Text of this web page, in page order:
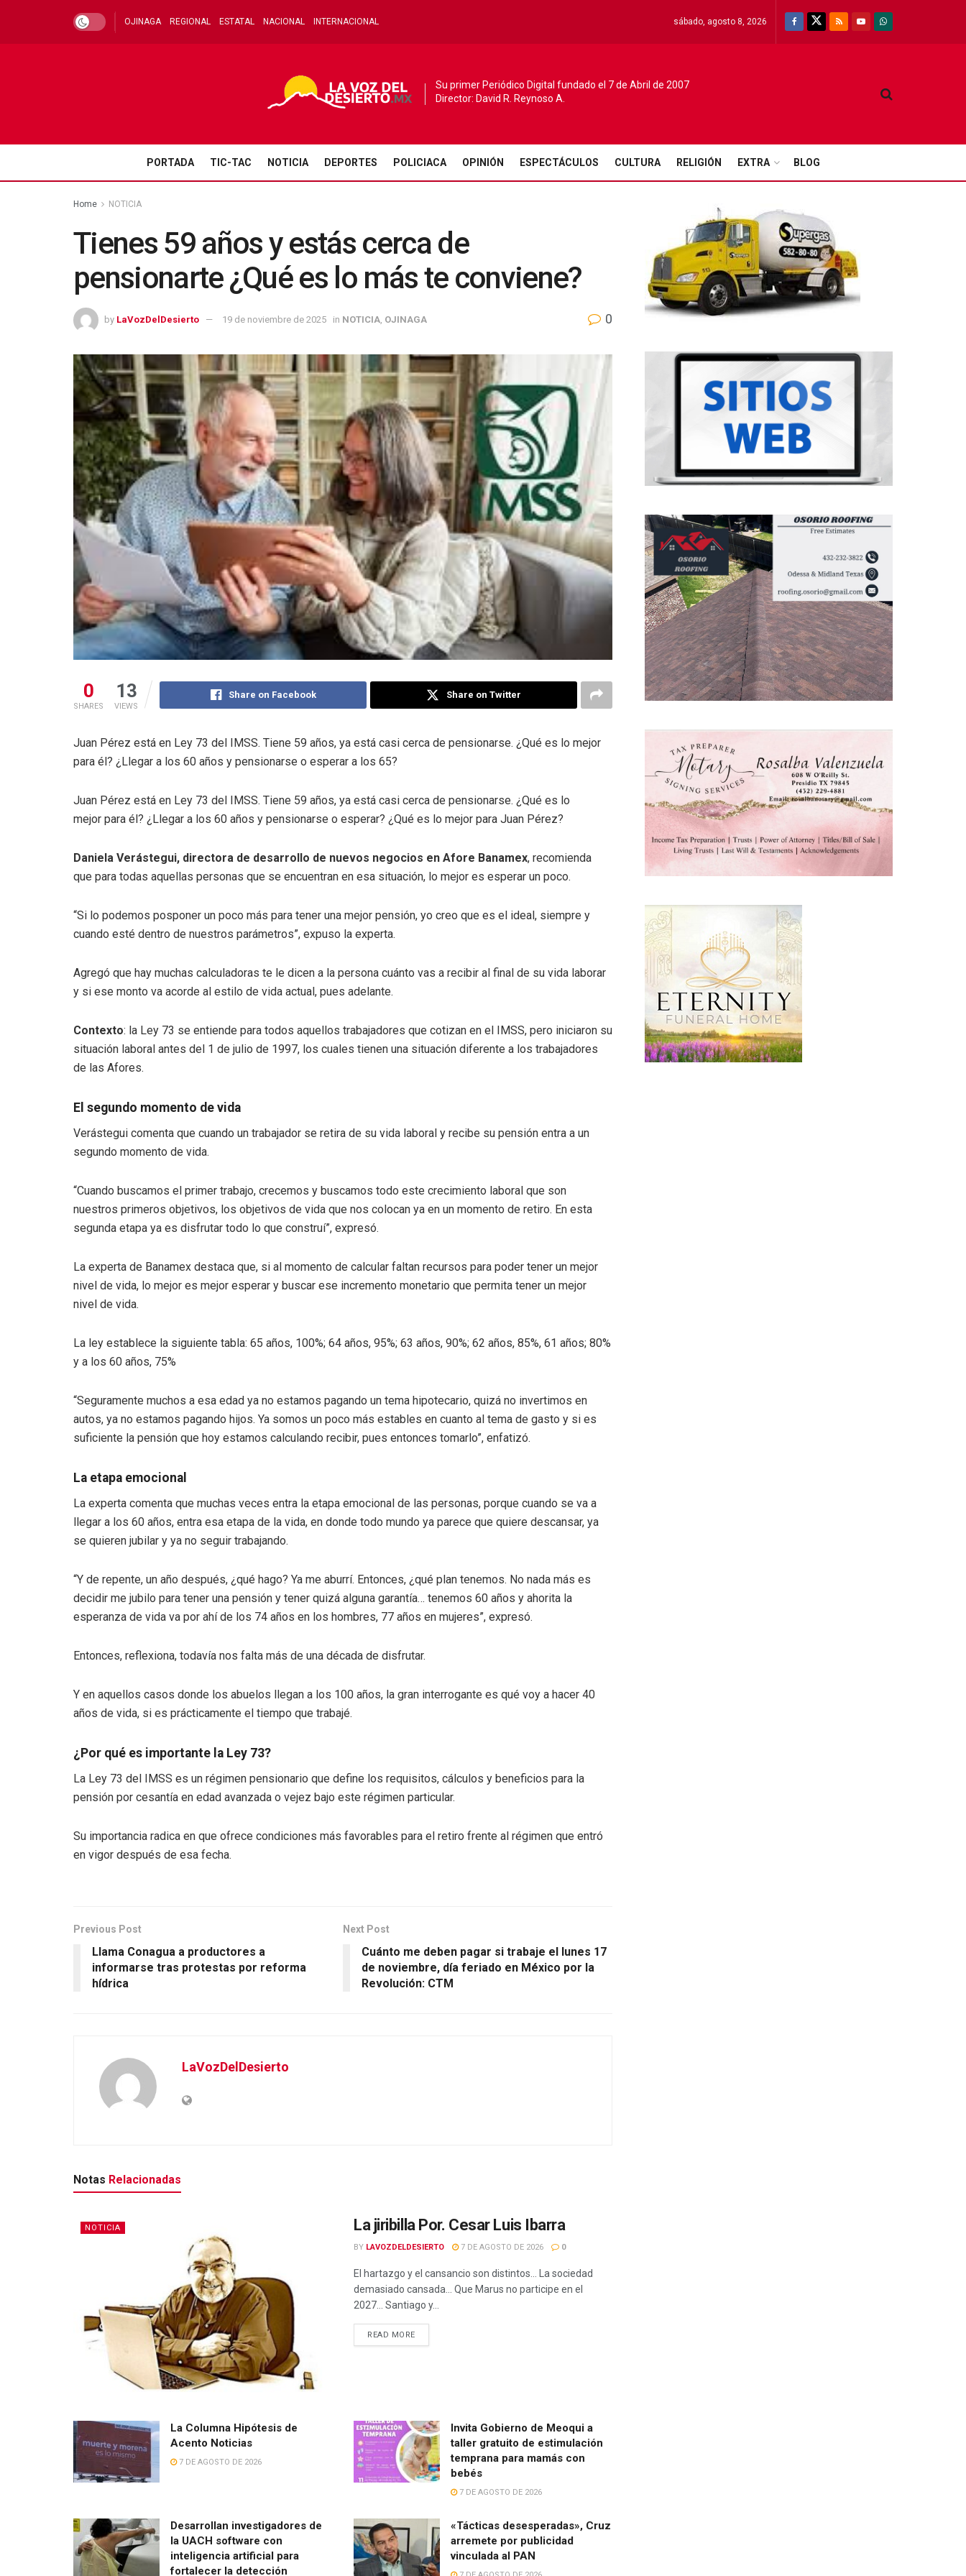
OJINAGA REGIONAL ESTATAL NACIONAL INTERNACIONAL sábado, agosto 8, 2026
Su primer Periódico Digital fundado el 7 de Abril de 2007
Director: David R. Reynoso A.
PORTADA TIC-TAC NOTICIA DEPORTES POLICIACA OPINIÓN ESPECTÁCULOS CULTURA RELIGIÓN EXTRA BLOG
Home NOTICIA
Tienes 59 años y estás cerca de
pensionarte ¿Qué es lo más te conviene?
by LaVozDelDesierto 19 de noviembre de 2025 in NOTICIA OJINAGA 0
0
SHARES
13
VIEWS
Share on Facebook Share on Twitter
Juan Pérez está en Ley 73 del IMSS. Tiene 59 años, ya está casi cerca de pensionarse. ¿Qué es lo mejor
para él? ¿Llegar a los 60 años y pensionarse o esperar a los 65?
Juan Pérez está en Ley 73 del IMSS. Tiene 59 años, ya está casi cerca de pensionarse. ¿Qué es lo
mejor para él? ¿Llegar a los 60 años y pensionarse o esperar? ¿Qué es lo mejor para Juan Pérez?
Daniela Verástegui, directora de desarrollo de nuevos negocios en Afore Banamex, recomienda
que para todas aquellas personas que se encuentran en esa situación, lo mejor es esperar un poco.
“Si lo podemos posponer un poco más para tener una mejor pensión, yo creo que es el ideal, siempre y
cuando esté dentro de nuestros parámetros”, expuso la experta.
Agregó que hay muchas calculadoras te le dicen a la persona cuánto vas a recibir al final de su vida laborar
y si ese monto va acorde al estilo de vida actual, pues adelante.
Contexto: la Ley 73 se entiende para todos aquellos trabajadores que cotizan en el IMSS, pero iniciaron su
situación laboral antes del 1 de julio de 1997, los cuales tienen una situación diferente a los trabajadores
de las Afores.
El segundo momento de vida
Verástegui comenta que cuando un trabajador se retira de su vida laboral y recibe su pensión entra a un
segundo momento de vida.
“Cuando buscamos el primer trabajo, crecemos y buscamos todo este crecimiento laboral que son
nuestros primeros objetivos, los objetivos de vida que nos colocan ya en un momento de retiro. En esta
segunda etapa ya es disfrutar todo lo que construí”, expresó.
La experta de Banamex destaca que, si al momento de calcular faltan recursos para poder tener un mejor
nivel de vida, lo mejor es mejor esperar y buscar ese incremento monetario que permita tener un mejor
nivel de vida.
La ley establece la siguiente tabla: 65 años, 100%; 64 años, 95%; 63 años, 90%; 62 años, 85%, 61 años; 80%
y a los 60 años, 75%
“Seguramente muchos a esa edad ya no estamos pagando un tema hipotecario, quizá no invertimos en
autos, ya no estamos pagando hijos. Ya somos un poco más estables en cuanto al tema de gasto y si es
suficiente la pensión que hoy estamos calculando recibir, pues entonces tomarlo”, enfatizó.
La etapa emocional
La experta comenta que muchas veces entra la etapa emocional de las personas, porque cuando se va a
llegar a los 60 años, entra esa etapa de la vida, en donde todo mundo ya parece que quiere descansar, ya
se quieren jubilar y ya no seguir trabajando.
“Y de repente, un año después, ¿qué hago? Ya me aburrí. Entonces, ¿qué plan tenemos. No nada más es
decidir me jubilo para tener una pensión y tener quizá alguna garantía… tenemos 60 años y ahorita la
esperanza de vida va por ahí de los 74 años en los hombres, 77 años en mujeres”, expresó.
Entonces, reflexiona, todavía nos falta más de una década de disfrutar.
Y en aquellos casos donde los abuelos llegan a los 100 años, la gran interrogante es qué voy a hacer 40
años de vida, si es prácticamente el tiempo que trabajé.
¿Por qué es importante la Ley 73?
La Ley 73 del IMSS es un régimen pensionario que define los requisitos, cálculos y beneficios para la
pensión por cesantía en edad avanzada o vejez bajo este régimen particular.
Su importancia radica en que ofrece condiciones más favorables para el retiro frente al régimen que entró
en vigor después de esa fecha.
Previous Post
Llama Conagua a productores a
informarse tras protestas por reforma
hídrica
Next Post
Cuánto me deben pagar si trabaje el lunes 17
de noviembre, día feriado en México por la
Revolución: CTM
LaVozDelDesierto
Notas Relacionadas
NOTICIA La jiribilla Por. Cesar Luis Ibarra
BY LAVOZDELDESIERTO 7 DE AGOSTO DE 2026 0
El hartazgo y el cansancio son distintos… La sociedad
demasiado cansada… Que Marus no participe en el
2027… Santiago y...
READ MORE
La Columna Hipótesis de
Acento Noticias
7 DE AGOSTO DE 2026
Invita Gobierno de Meoqui a
taller gratuito de estimulación
temprana para mamás con
bebés
7 DE AGOSTO DE 2026
Desarrollan investigadores de
la UACH software con
inteligencia artificial para
fortalecer la detección
«Tácticas desesperadas», Cruz
arremete por publicidad
vinculada al PAN